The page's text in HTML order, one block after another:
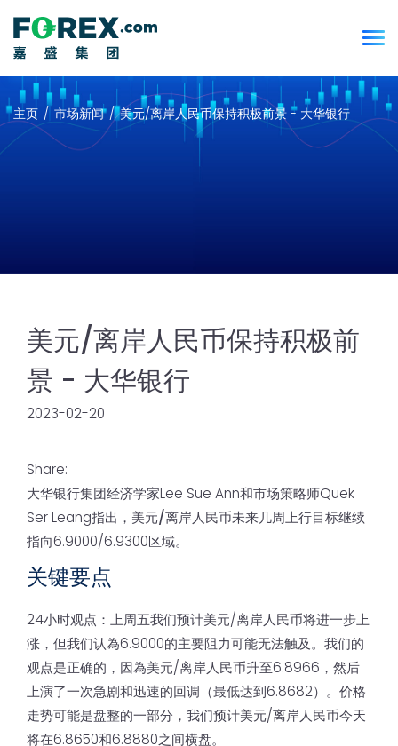
主页 市场新闻 美元/离岸人民币保持积极前景 - 大华银行
美元/离岸人民币保持积极前
景 - 大华银行
2023-02-20
Share:
大华银行集团经济学家Lee Sue Ann和市场策略师Quek
Ser Leang指出， 美元/离岸人民币未来几周上行目标继续
指向6.9000/6.9300区域。
关键要点
24小时观点：上周五我们预计美元/离岸人民币将进一步上
涨，但我们认為6.9000的主要阻力可能无法触及。我们的
观点是正确的，因為美元/离岸人民币升至6.8966，然后
上演了一次急剧和迅速的回调（最低达到6.8682）。价格
走势可能是盘整的一部分，我们预计美元/离岸人民币今天
将在6.8650和6.8880之间横盘。